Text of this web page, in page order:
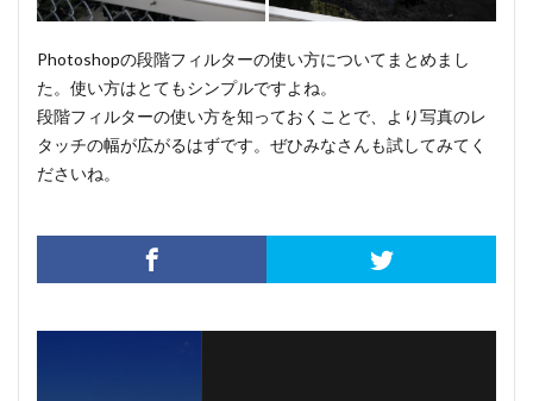
Photoshopの段階フィルターの使い方についてまとめまし
た。使い方はとてもシンプルですよね。
段階フィルターの使い方を知っておくことで、より写真のレ
タッチの幅が広がるはずです。ぜひみなさんも試してみてく
ださいね。